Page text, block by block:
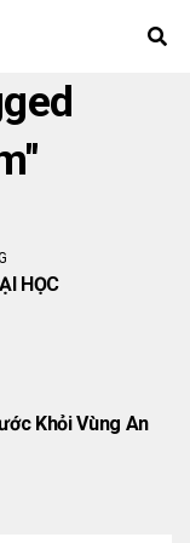
HỌC
Khỏi Vùng An